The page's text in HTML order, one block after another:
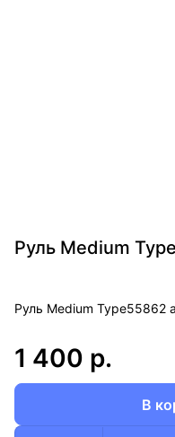
Руль Medium
Руль Medium Type55862
1 400 р.
В